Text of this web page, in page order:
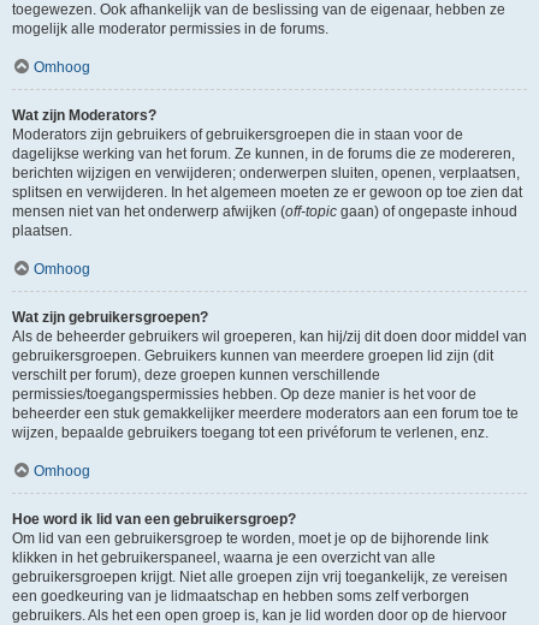
toegewezen. Ook afhankelijk van de beslissing van de eigenaar, hebben ze
mogelijk alle moderator permissies in de forums.
Omhoog
Wat zijn Moderators?
Moderators zijn gebruikers of gebruikersgroepen die in staan voor de
dagelijkse werking van het forum. Ze kunnen, in de forums die ze modereren,
berichten wijzigen en verwijderen; onderwerpen sluiten, openen, verplaatsen,
splitsen en verwijderen. In het algemeen moeten ze er gewoon op toe zien dat
mensen niet van het onderwerp afwijken (off-topic gaan) of ongepaste inhoud
plaatsen.
Omhoog
Wat zijn gebruikersgroepen?
Als de beheerder gebruikers wil groeperen, kan hij/zij dit doen door middel van
gebruikersgroepen. Gebruikers kunnen van meerdere groepen lid zijn (dit
verschilt per forum), deze groepen kunnen verschillende
permissies/toegangspermissies hebben. Op deze manier is het voor de
beheerder een stuk gemakkelijker meerdere moderators aan een forum toe te
wijzen, bepaalde gebruikers toegang tot een privéforum te verlenen, enz.
Omhoog
Hoe word ik lid van een gebruikersgroep?
Om lid van een gebruikersgroep te worden, moet je op de bijhorende link
klikken in het gebruikerspaneel, waarna je een overzicht van alle
gebruikersgroepen krijgt. Niet alle groepen zijn vrij toegankelijk, ze vereisen
een goedkeuring van je lidmaatschap en hebben soms zelf verborgen
gebruikers. Als het een open groep is, kan je lid worden door op de hiervoor